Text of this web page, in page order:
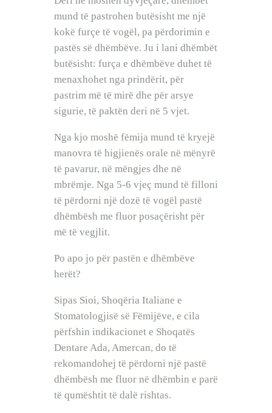
mund të pastrohen butësisht me një
kokë furçe të vogël, pa përdorimin e
pastës së dhëmbëve. Ju i lani dhëmbët
butësisht: furça e dhëmbëve duhet të
menaxhohet nga prindërit, për
pastrim më të mirë dhe për arsye
sigurie, të paktën deri në 5 vjet.
Nga kjo moshë fëmija mund të kryejë
manovra të higjienës orale në mënyrë
të pavarur, në mëngjes dhe në
mbrëmje. Nga 5-6 vjeç mund të filloni
të përdorni një dozë të vogël pastë
dhëmbësh me fluor posaçërisht për
më të vegjlit.
Po apo jo për pastën e dhëmbëve
herët?
Sipas Sioi, Shoqëria Italiane e
Stomatologjisë së Fëmijëve, e cila
përfshin indikacionet e Shoqatës
Dentare Ada, Amercan, do të
rekomandohej të përdorni një pastë
dhëmbësh me fluor në dhëmbin e parë
të qumështit të dalë rishtas.